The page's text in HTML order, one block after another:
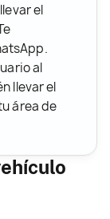
el
al
llevar el
área de